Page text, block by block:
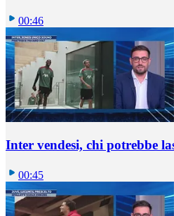
00:46
Inter vendesi, chi potrebbe
00:45